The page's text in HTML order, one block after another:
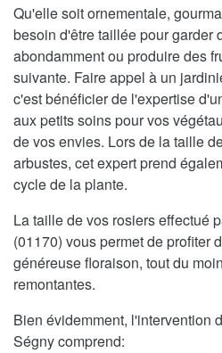
Qu'elle soit ornementale,
besoin d'être taillée pour garder
abondamment ou produire des
suivante. Faire appel à un
c'est bénéficier de l'expertise
aux petits soins pour vos
de vos envies. Lors de la taille
arbustes, cet expert prend
cycle de la plante.
La taille de vos rosiers effectué
(01170) vous permet de profiter
généreuse floraison, tout du
remontantes.
Bien évidemment, l'intervention
Ségny comprend: